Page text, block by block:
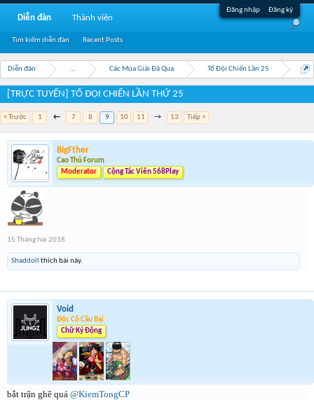
Đăng nhập Đăng ký
Diễn đàn ... Các Mùa Giải Đã Qua Tổ Đội Chiến Lần 25
[TRỰC TUYẾN] TỔ ĐỘI CHIẾN LẦN THỨ 25
< Trước 1 ← 7 8 9 10 11 → 13 Tiếp >
BigFther
Cao Thủ Forum
Moderator
Cộng Tác Viên 568Play
15 Tháng hai 2018
Shaddoll thích bài này.
Void
Độc Cô Cầu Bại
Chữ Ký Động
bắt trận ghê quá @KiemTongCP
Diễn đàn
Tìm kiếm diễn đàn Recent Posts
Thành viên